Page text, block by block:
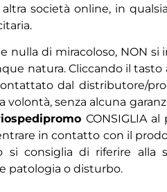
società online, in
nulla di miracoloso, NON
natura. Cliccando il
dal distributore/
senza alcuna
CONSIGLIA
in contatto con il
consiglia di riferire alla
patologia o disturbo.